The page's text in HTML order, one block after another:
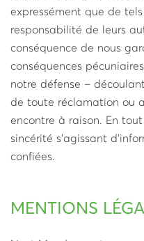
expressément que de
responsabilité de leurs
conséquence de nous
conséquences
notre défense –
de toute réclamation ou
encontre à raison. En
sincérité s’agissant
confiées.
MENTIONS